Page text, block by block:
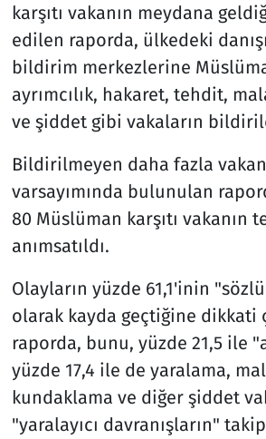
karşıtı vakanın meydana
edilen raporda, ülkedeki
bildirim merkezlerine
ayrımcılık, hakaret, tehdit,
ve şiddet gibi vakaların
Bildirilmeyen daha fazla
varsayımında bulunulan
80 Müslüman karşıtı vakanın
anımsatıldı.
Olayların yüzde 61,1'inin
olarak kayda geçtiğine dikkati
raporda, bunu, yüzde 21,5 ile
yüzde 17,4 ile de yaralama,
kundaklama ve diğer şiddet
"yaralayıcı davranışların"